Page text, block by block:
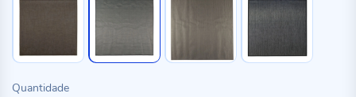
Quantidade